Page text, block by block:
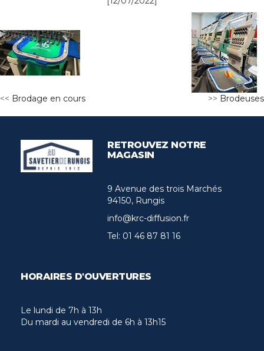
<< Brodage en cours >> Brodeuses
RETROUVEZ NOTRE
MAGASIN
9 Avenue des trois Marchés
94150, Rungis
info@krc-diffusion.fr
Tel: 01 46 87 81 16
HORAIRES D'OUVERTURES
Le lundi de 7h à 13h
Du mardi au vendredi de 6h à 13h15